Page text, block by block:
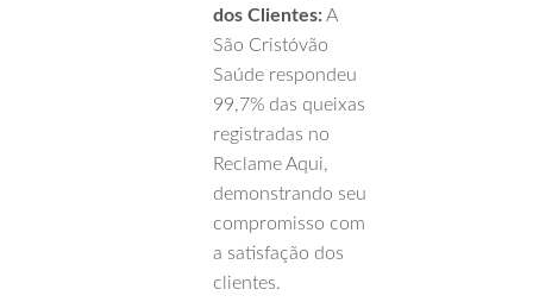
dos Clientes: A
São Cristóvão
Saúde respondeu
99,7% das queixas
registradas no
Reclame Aqui,
demonstrando seu
compromisso com
a satisfação dos
clientes.